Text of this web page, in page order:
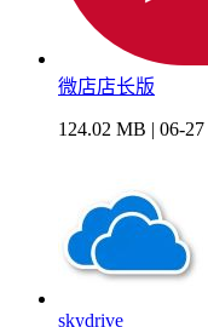
微店店长版
124.02 MB | 06-27
skydrive